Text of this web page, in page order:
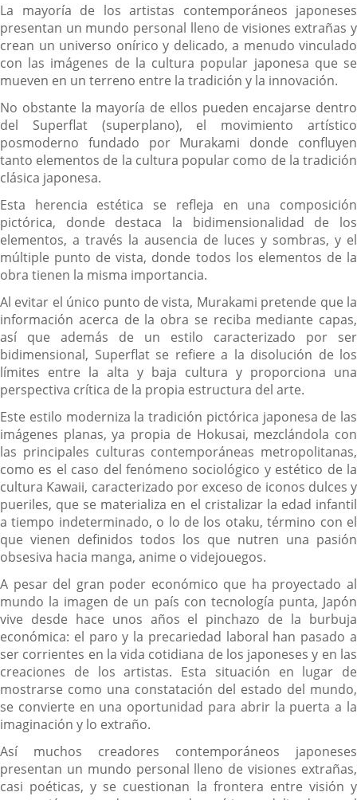
La mayoría de los artistas contemporáneos japoneses
presentan un mundo personal lleno de visiones extrañas y
crean un universo onírico y delicado, a menudo vinculado
con las imágenes de la cultura popular japonesa que se
mueven en un terreno entre la tradición y la innovación.
No obstante la mayoría de ellos pueden encajarse dentro
del Superflat (superplano), el movimiento artístico
posmoderno fundado por Murakami donde confluyen
tanto elementos de la cultura popular como de la tradición
clásica japonesa.
Esta herencia estética se refleja en una composición
pictórica, donde destaca la bidimensionalidad de los
elementos, a través la ausencia de luces y sombras, y el
múltiple punto de vista, donde todos los elementos de la
obra tienen la misma importancia.
Al evitar el único punto de vista, Murakami pretende que la
información acerca de la obra se reciba mediante capas,
así que además de un estilo caracterizado por ser
bidimensional, Superflat se refiere a la disolución de los
límites entre la alta y baja cultura y proporciona una
perspectiva crítica de la propia estructura del arte.
Este estilo moderniza la tradición pictórica japonesa de las
imágenes planas, ya propia de Hokusai, mezclándola con
las principales culturas contemporáneas metropolitanas,
como es el caso del fenómeno sociológico y estético de la
cultura Kawaii, caracterizado por exceso de iconos dulces y
pueriles, que se materializa en el cristalizar la edad infantil
a tiempo indeterminado, o lo de los otaku, término con el
que vienen definidos todos los que nutren una pasión
obsesiva hacia manga, anime o videjouegos.
A pesar del gran poder económico que ha proyectado al
mundo la imagen de un país con tecnología punta, Japón
vive desde hace unos años el pinchazo de la burbuja
económica: el paro y la precariedad laboral han pasado a
ser corrientes en la vida cotidiana de los japoneses y en las
creaciones de los artistas. Esta situación en lugar de
mostrarse como una constatación del estado del mundo,
se convierte en una oportunidad para abrir la puerta a la
imaginación y lo extraño.
Así muchos creadores contemporáneos japoneses
presentan un mundo personal lleno de visiones extrañas,
casi poéticas, y se cuestionan la frontera entre visión y